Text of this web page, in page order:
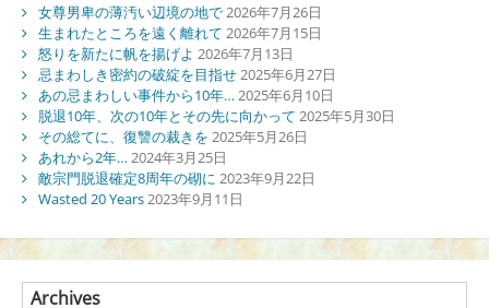
女尊男卑の薄汚い辺境の地で 2026年7月26日
生まれたところを遠く離れて 2026年7月15日
怒りを新たに帆を揚げよ 2026年7月13日
忌まわしき密約の破綻を目指せ 2025年6月27日
あの忌まわしい事件から10年… 2025年6月10日
脱退10年、次の10年とその先に向かって 2025年5月30日
その総てに、復讐の裁きを 2025年5月26日
あれから2年… 2024年3月25日
敵宗門脱退確定8周年の砌に 2023年9月22日
Wasted 20 Years 2023年9月11日
Archives